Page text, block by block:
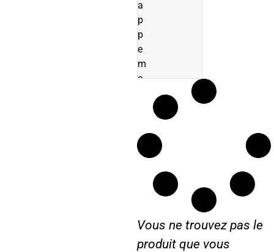
a
p
p
e
m
e
Vous ne trouvez pas le
produit que vous